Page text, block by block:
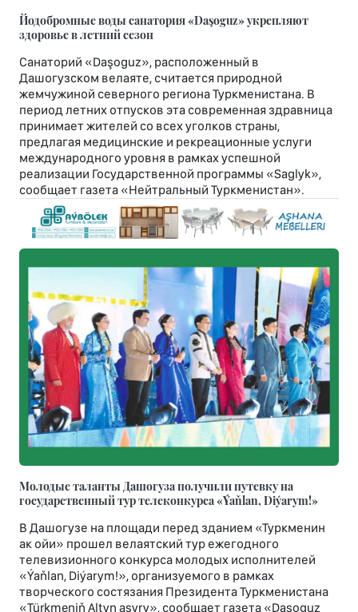
Йодобромные воды санатория «Daşoguz» укрепляют
здоровье в летний сезон
Санаторий «Daşoguz», расположенный в
Дашогузском велаяте, считается природной
жемчужиной северного региона Туркменистана. В
период летних отпусков эта современная здравница
принимает жителей со всех уголков страны,
предлагая медицинские и рекреационные услуги
международного уровня в рамках успешной
реализации Государственной программы «Saglyk»,
сообщает газета «Нейтральный Туркменистан».
Молодые таланты Дашогуза получили путевку на
государственный тур телеконкурса «Ýaňlan, Diýarym!»
В Дашогузе на площади перед зданием «Туркменин
ак ойи» прошел велаятский тур ежегодного
телевизионного конкурса молодых исполнителей
«Ýaňlan, Diýarym!», организуемого в рамках
творческого состязания Президента Туркменистана
«Türkmeniň Altyn asyry», сообщает газета «Daşoguz